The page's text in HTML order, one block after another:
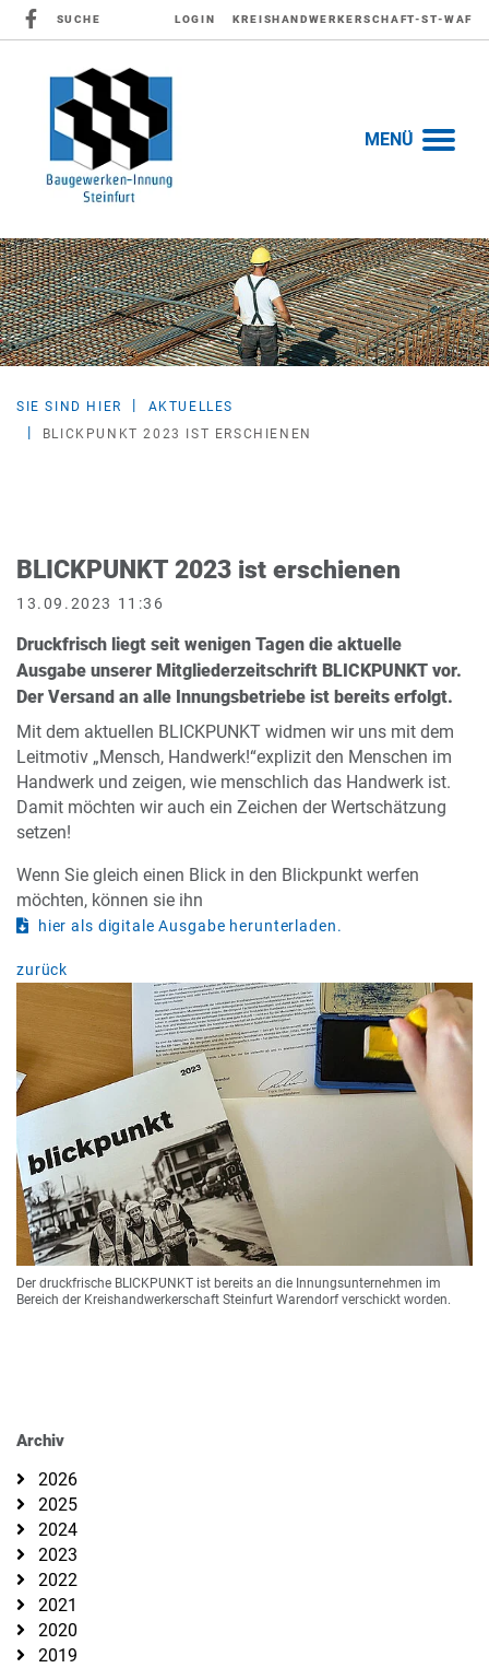
SUCHE LOGIN KREISHANDWERKERSCHAFT-ST-WAF
MENÜ
SIE SIND HIER
AKTUELLES
BLICKPUNKT 2023 IST ERSCHIENEN
BLICKPUNKT 2023 ist erschienen
13.09.2023 11:36
Druckfrisch liegt seit wenigen Tagen die aktuelle
Ausgabe unserer Mitgliederzeitschrift BLICKPUNKT vor.
Der Versand an alle Innungsbetriebe ist bereits erfolgt.
Mit dem aktuellen BLICKPUNKT widmen wir uns mit dem
Leitmotiv „Mensch, Handwerk!“explizit den Menschen im
Handwerk und zeigen, wie menschlich das Handwerk ist.
Damit möchten wir auch ein Zeichen der Wertschätzung
setzen!
Wenn Sie gleich einen Blick in den Blickpunkt werfen
möchten, können sie ihn
hier als digitale Ausgabe herunterladen.
zurück
Der druckfrische BLICKPUNKT ist bereits an die Innungsunternehmen im
Bereich der Kreishandwerkerschaft Steinfurt Warendorf verschickt worden.
Archiv
2026
2025
2024
2023
2022
2021
2020
2019